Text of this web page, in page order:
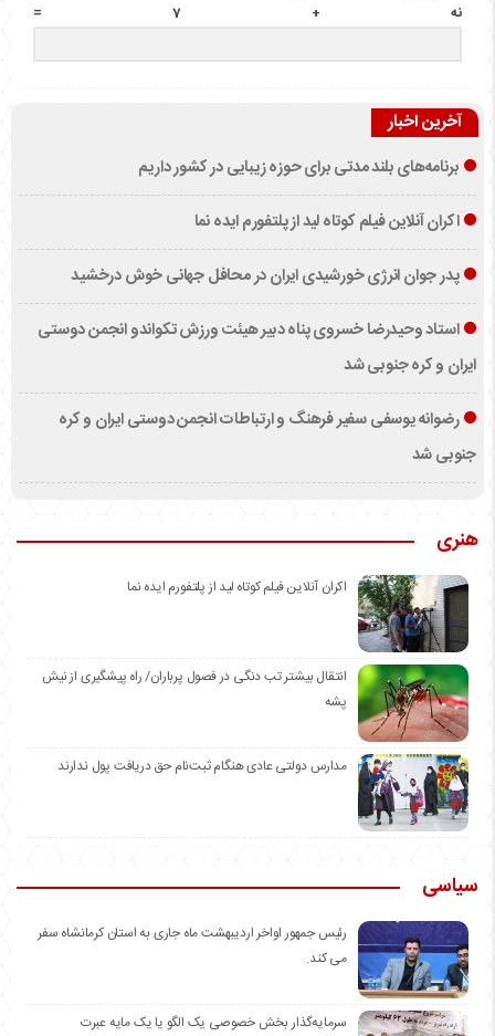
نه + 7 =
آخرین اخبار
برنامه‌های بلند مدتی برای حوزه زیبایی در کشور داریم
اکران آنلاین فیلم کوتاه لید از پلتفورم ایده نما
پدر جوان انرژی خورشیدی ایران در محافل جهانی خوش درخشید
استاد وحیدرضا خسروی پناه دبیر هیئت ورزش تکواندو انجمن دوستی
ایران و کره جنوبی شد
رضوانه یوسفی سفیر فرهنگ و ارتباطات انجمن دوستی ایران و کره
جنوبی شد
هنری
اکران آنلاین فیلم کوتاه لید از پلتفورم ایده نما
انتقال بیشتر تب دنگی در فصول پرباران/ راه پیشگیری از نیش
پشه
مدارس دولتی عادی هنگام ثبت‌نام حق دریافت پول ندارند
سیاسی
رئیس جمهور اواخر اردیبهشت ماه جاری به استان کرمانشاه سفر
می کند.
سرمایه‌گذار بخش خصوصی یک الگو یا یک مایه عبرت